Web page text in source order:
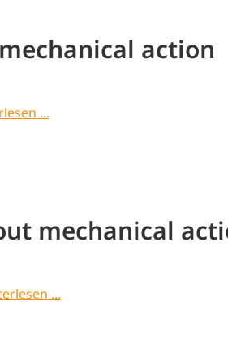
action
...
mechanical
...